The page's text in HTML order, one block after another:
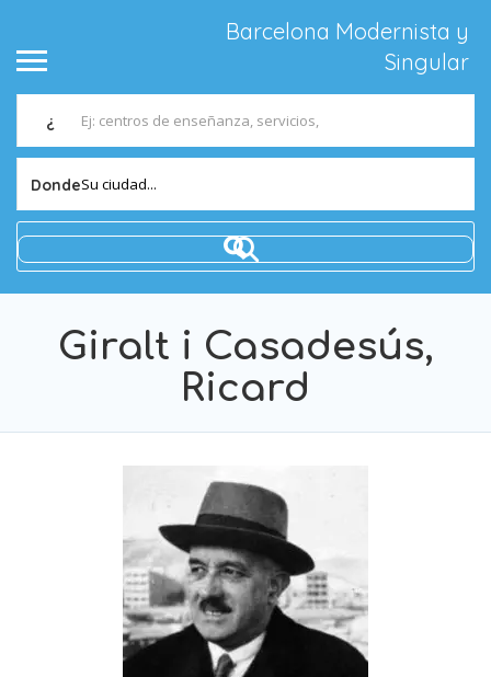
Barcelona Modernista y
Singular
¿
DondeSu ciudad...
Giralt i Casadesús,
Ricard